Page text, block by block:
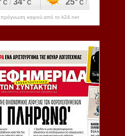
πρόγνωση καιρού από το k24.net